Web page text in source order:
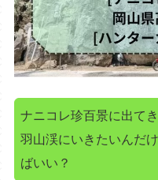
ナニコレ珍百景に出て
羽山渓にいきたいんだ
ばいい？